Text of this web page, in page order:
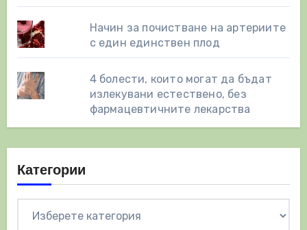
Начин за почистване на артериите
с един единствен плод
4 болести, които могат да бъдат
излекувани естествено, без
фармацевтичните лекарства
Категории